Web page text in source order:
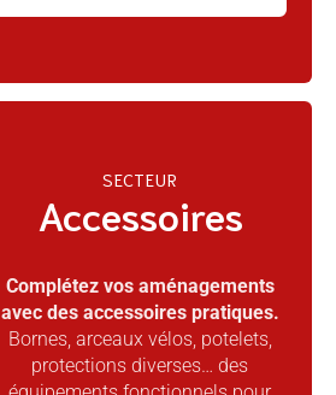
SECTEUR
Accessoires
Complétez vos aménagements
avec des accessoires pratiques.
Bornes, arceaux vélos, potelets,
protections diverses… des